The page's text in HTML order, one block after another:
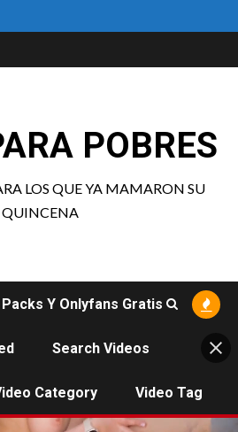
POBRES
LOS QUE YA MAMARON SU
QUINCENA
Packs Y Onlyfans Gratis
Search Videos
Category Video Tag